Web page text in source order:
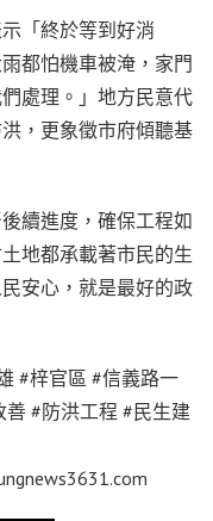
「終於等到好消
都怕機車被淹，家門
處理。」地方民意代
，更象徵市府傾聽基
續進度，確保工程如
地都承載著市民的生
安心，就是最好的政
#梓官區 #信義路一
#防洪工程 #民生建